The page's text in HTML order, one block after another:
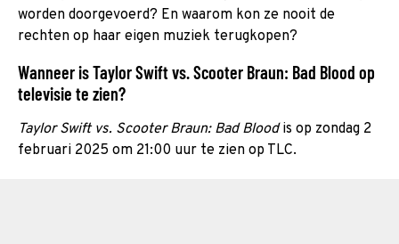
worden doorgevoerd? En waarom kon ze nooit de
rechten op haar eigen muziek terugkopen?
Wanneer is Taylor Swift vs. Scooter Braun: Bad Blood op
televisie te zien?
Taylor Swift vs. Scooter Braun: Bad Bloodis op zondag 2
februari 2025 om 21:00 uur te zien op TLC.